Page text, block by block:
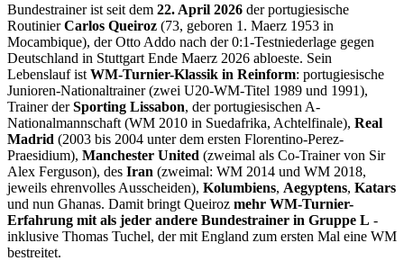
Bundestrainer ist seit dem 22. April 2026 der portugiesische
RoutinierCarlos Queiroz (73, geboren 1. Maerz 1953 in
Mocambique), der Otto Addo nach der 0:1-Testniederlage gegen
Deutschland in Stuttgart Ende Maerz 2026 abloeste. Sein
Lebenslauf ist WM-Turnier-Klassik in Reinform: portugiesische
Junioren-Nationaltrainer (zwei U20-WM-Titel 1989 und 1991),
Trainer derSporting Lissabon, der portugiesischen A-
Nationalmannschaft (WM 2010 in Suedafrika, Achtelfinale), Real
Madrid (2003 bis 2004 unter dem ersten Florentino-Perez-
Praesidium), Manchester United (zweimal als Co-Trainer von Sir
Alex Ferguson), des Iran (zweimal: WM 2014 und WM 2018,
jeweils ehrenvolles Ausscheiden), Kolumbiens, Aegyptens, Katars
und nun Ghanas. Damit bringt Queiroz mehr WM-Turnier-
Erfahrung mit als jeder andere Bundestrainer in Gruppe L -
inklusive Thomas Tuchel, der mit England zum ersten Mal eine WM
bestreitet.